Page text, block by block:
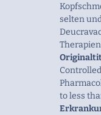
selten
to less